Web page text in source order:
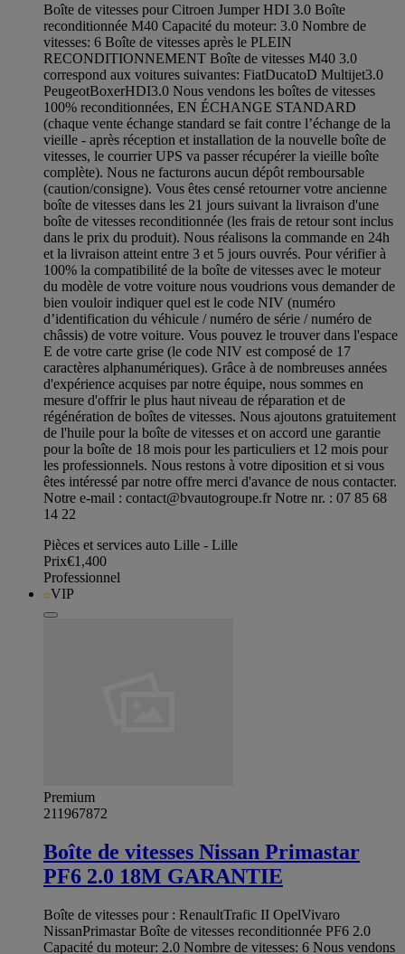
Boîte de vitesses pour Citroen Jumper HDI 3.0 Boîte
reconditionnée M40 Capacité du moteur: 3.0 Nombre de
vitesses: 6 Boîte de vitesses après le PLEIN
RECONDITIONNEMENT Boîte de vitesses M40 3.0
correspond aux voitures suivantes: FiatDucatoD Multijet3.0
PeugeotBoxerHDI3.0 Nous vendons les boîtes de vitesses
100% reconditionnées, EN ÉCHANGE STANDARD
(chaque vente échange standard se fait contre l’échange de la
vieille - après réception et installation de la nouvelle boîte de
vitesses, le courrier UPS va passer récupérer la vieille boîte
complète). Nous ne facturons aucun dépôt remboursable
(caution/consigne). Vous êtes censé retourner votre ancienne
boîte de vitesses dans les 21 jours suivant la livraison d'une
boîte de vitesses reconditionnée (les frais de retour sont inclus
dans le prix du produit). Nous réalisons la commande en 24h
et la livraison atteint entre 3 et 5 jours ouvrés. Pour vérifier à
100% la compatibilité de la boîte de vitesses avec le moteur
du modèle de votre voiture nous voudrions vous demander de
bien vouloir indiquer quel est le code NIV (numéro
d’identification du véhicule / numéro de série / numéro de
châssis) de votre voiture. Vous pouvez le trouver dans l'espace
E de votre carte grise (le code NIV est composé de 17
caractères alphanumériques). Grâce à de nombreuses années
d'expérience acquises par notre équipe, nous sommes en
mesure d'offrir le plus haut niveau de réparation et de
régénération de boîtes de vitesses. Nous ajoutons gratuitement
de l'huile pour la boîte de vitesses et on accord une garantie
pour la boîte de 18 mois pour les particuliers et 12 mois pour
les professionnels. Nous restons à votre diposition et si vous
êtes intéressé par notre offre merci d'avance de nous contacter.
Notre e-mail : contact@bvautogroupe.frNotre nr. : 07 85 68
14 22
Pièces et services auto Lille - Lille
Prix€1,400
Professionnel
VIP
Premium
211967872
Boîte de vitesses Nissan Primastar
PF6 2.0 18M GARANTIE
Boîte de vitesses pour : RenaultTrafic II OpelVivaro
NissanPrimastar Boîte de vitesses reconditionnée PF6 2.0
Capacité du moteur: 2.0 Nombre de vitesses: 6 Nous vendons